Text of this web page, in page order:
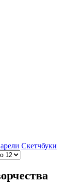
Скетчбуки